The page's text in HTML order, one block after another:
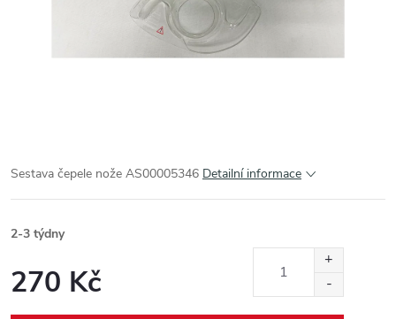
Sestava čepele nože AS00005346 Detailní informace
2-3 týdny
270 Kč